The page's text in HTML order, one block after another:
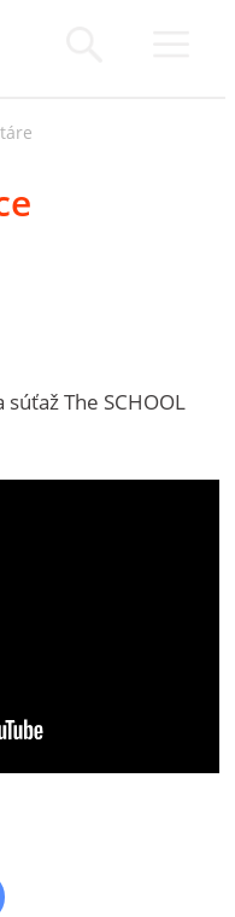
The SCHOOL